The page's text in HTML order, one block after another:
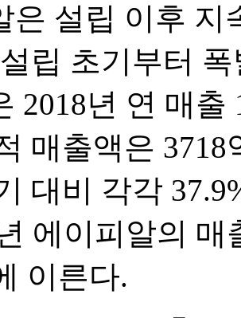
은 설립 이후 지
립 초기부터
2018년 연 매
매출액은
대비 각각
에이피알의
이른다.